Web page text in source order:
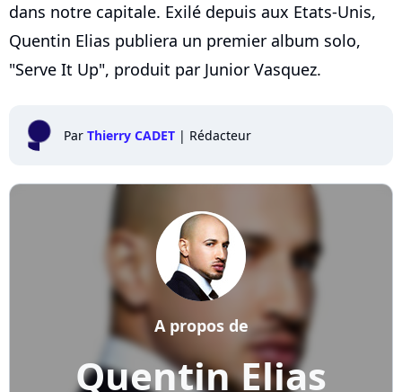
dans notre capitale. Exilé depuis aux Etats-Unis,
Quentin Elias publiera un premier album solo,
"Serve It Up", produit par Junior Vasquez.
Par Thierry CADET | Rédacteur
Quentin Elias
A propos de